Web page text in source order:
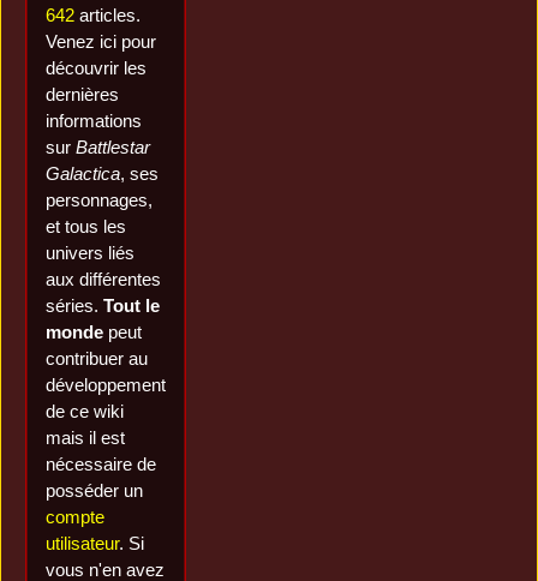
642 articles.
Venez ici pour
découvrir les
dernières
informations
surBattlestar
Galactica, ses
personnages,
et tous les
univers liés
aux différentes
séries.Tout le
monde peut
contribuer au
développement
de ce wiki
mais il est
nécessaire de
posséder un
compte
utilisateur. Si
vous n'en avez